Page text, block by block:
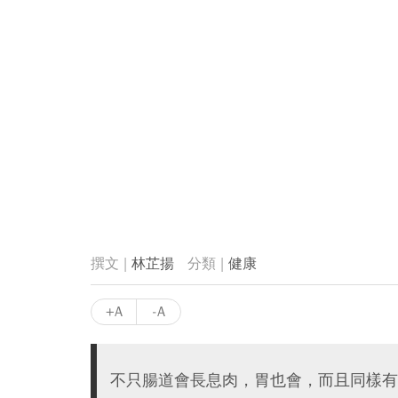
林芷揚 健康
+A -A
不只腸道會長息肉，胃也會，而且同樣